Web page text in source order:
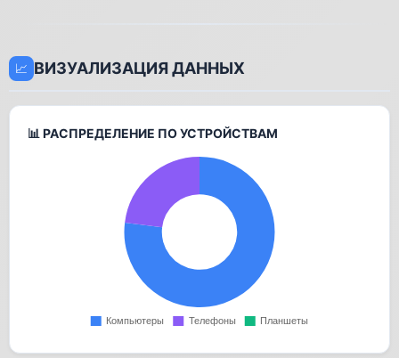
📈 ВИЗУАЛИЗАЦИЯ ДАННЫХ
📊 РАСПРЕДЕЛЕНИЕ ПО УСТРОЙСТВАМ